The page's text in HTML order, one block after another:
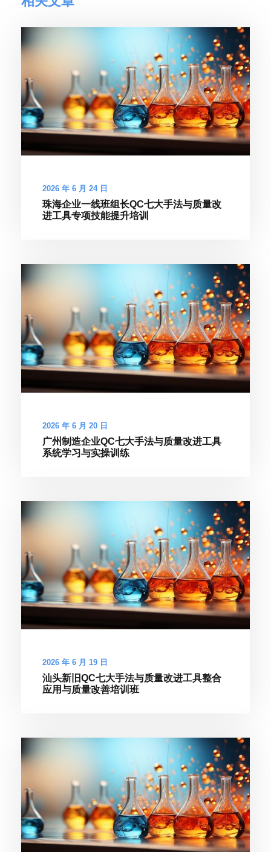
2026 年 6 月 24 日
珠海企业一线班组长QC七大手法与质量改
进工具专项技能提升培训
2026 年 6 月 20 日
广州制造企业QC七大手法与质量改进工具
系统学习与实操训练
2026 年 6 月 19 日
汕头新旧QC七大手法与质量改进工具整合
应用与质量改善培训班